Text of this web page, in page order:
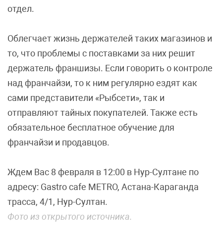
отдел.
Облегчает жизнь держателей таких магазинов и
то, что проблемы с поставками за них решит
держатель франшизы. Если говорить о контроле
над франчайзи, то к ним регулярно ездят как
сами представители «Рыбсети», так и
отправляют тайных покупателей. Также есть
обязательное бесплатное обучение для
франчайзи и продавцов.
Ждем Вас 8 февраля в 12:00 в Нур-Султане по
адресу: Gastro cafe METRO, Астана-Караганда
трасса, 4/1, Нур-Султан.
Фото из открытого источника.